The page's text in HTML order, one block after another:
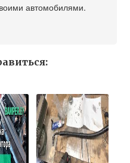
автомобилями.